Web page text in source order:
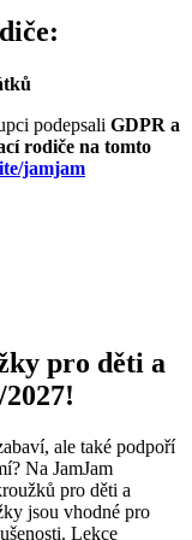
podepsali GDPR a
rodiče na tomto
jamjam
pro děti a
ale také podpoří
Na JamJam
pro děti a
jsou vhodné pro
Lekce